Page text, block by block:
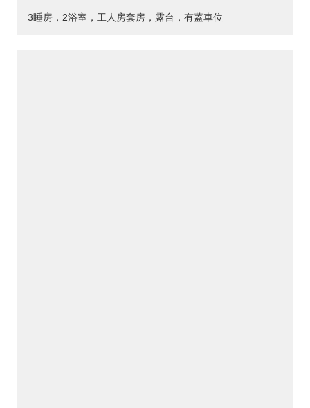
3睡房，2浴室，工人房套房，露台，有蓋車位